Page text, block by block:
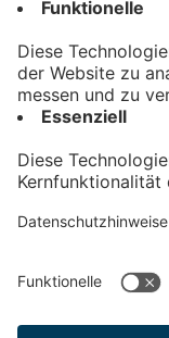
Kontakt
Impressum